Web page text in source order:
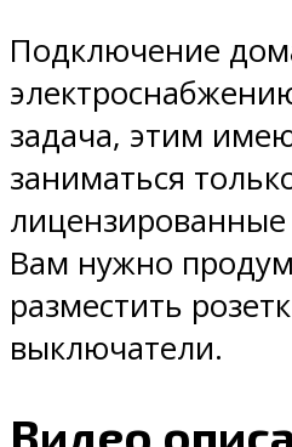
Подключение
задача, этим
заниматься
Вам нужно
разместить
выключатели.